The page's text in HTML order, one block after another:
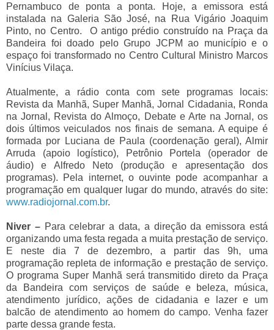
Pernambuco de ponta a ponta. Hoje, a emissora está
instalada na Galeria São José, na Rua Vigário Joaquim
Pinto, no Centro. O antigo prédio construído na Praça da
Bandeira foi doado pelo Grupo JCPM ao município e o
espaço foi transformado no Centro Cultural Ministro Marcos
Vinícius Vilaça.
Atualmente, a rádio conta com sete programas locais:
Revista da Manhã, Super Manhã, Jornal Cidadania, Ronda
na Jornal, Revista do Almoço, Debate e Arte na Jornal, os
dois últimos veiculados nos finais de semana. A equipe é
formada por Luciana de Paula (coordenação geral), Almir
Arruda (apoio logístico), Petrônio Portela (operador de
áudio) e Alfredo Neto (produção e apresentação dos
programas). Pela internet, o ouvinte pode acompanhar a
programação em qualquer lugar do mundo, através do site:
www.radiojornal.com.br.
Niver –Para celebrar a data, a direção da emissora está
organizando uma festa regada a muita prestação de serviço.
E neste dia 7 de dezembro, a partir das 9h, uma
programação repleta de informação e prestação de serviço.
O programa Super Manhã será transmitido direto da Praça
da Bandeira com serviços de saúde e beleza, música,
atendimento jurídico, ações de cidadania e lazer e um
balcão de atendimento ao homem do campo. Venha fazer
parte dessa grande festa.